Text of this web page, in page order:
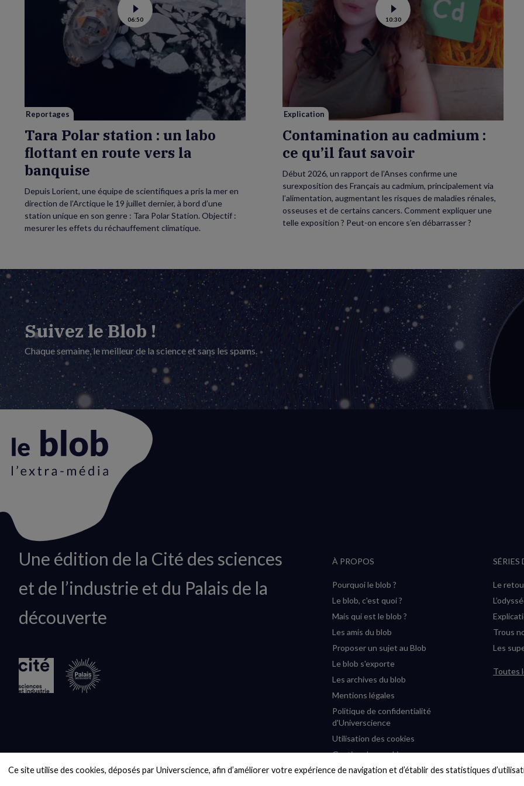
Ce site utilise des cookies, déposés par Universcience, afin d’améliorer votre expérience de navigation et d’établir des statistiques
Voir
la
vidéo
de
Tara
Polar
station
:
la
06:50
Reportages
Tara Polar station : un labo
flottant en route vers la
banquise
Depuis Lorient, une équipe de scientifiques a pris la mer en
direction de l’Arctique le 19 juillet dernier, à bord d’une
station unique en son genre : Tara Polar Station. Objectif :
mesurer les effets du réchauffement climatique.
Voir
la
vidéo
au
cadmium :
ce
10:30
Explication
Contamination au cadmium :
ce qu’il faut savoir
Début 2026, un rapport de l’Anses confirme une
surexposition des Français au cadmium, principalement via
l’alimentation, augmentant les risques de maladies rénales,
osseuses et de certains cancers. Comment expliquer une
telle exposition ? Peut-on encore s’en débarrasser ?
Suivez le Blob !
Chaque semaine, le meilleur de la science et sans les spams.
Animation
logo
Une édition de la Cité des sciences
et de l’industrie et du Palais de la
découverte
À PROPOS
Pourquoi le blob ?
Le blob, c'est quoi ?
Mais qui est le blob ?
Les amis du blob
Proposer un sujet au Blob
Le blob s'exporte
Les archives du blob
Mentions légales
Politique de confidentialité
d'Universcience
Utilisation des cookies
Gestion des cookies
Accessibilité : partiellement
SÉRIES
Le
Trous
Les
Toutes